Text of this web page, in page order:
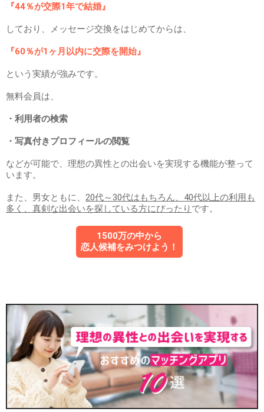
『44％が交際1年で結婚』
しており、メッセージ交換をはじめてからは、
『60％が1ヶ月以内に交際を開始』
という実績が強みです。
無料会員は、
・利用者の検索
・写真付きプロフィールの閲覧
などが可能で、理想の異性との出会いを実現する機能が整って
います。
また、男女ともに、 20代～30代はもちろん、40代以上の利用も
多く、真剣な出会いを探している方にぴったり です。
1500万の中から
恋人候補をみつけよう！